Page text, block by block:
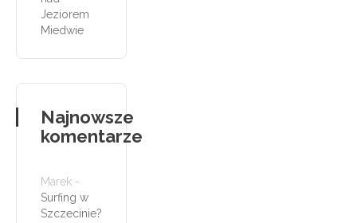
Jeziorem
Miedwie
Najnowsze
komentarze
Marek -
Surfing w
Szczecinie?